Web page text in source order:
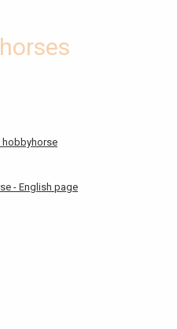
hobbyhorse
- English page